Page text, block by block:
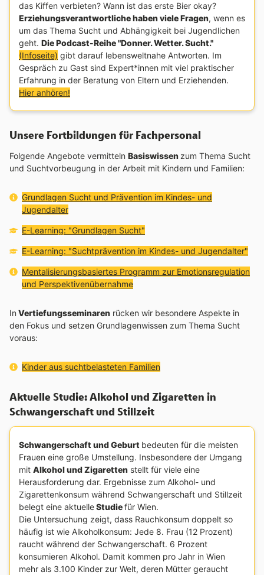
das Kiffen verbieten? Wann ist das erste Bier okay?
Erziehungsverantwortliche haben viele Fragen, wenn es
um das Thema Sucht und Abhängigkeit bei Jugendlichen
geht. Die Podcast-Reihe "Donner. Wetter. Sucht."
(Infoseite) gibt darauf lebensweltnahe Antworten. Im
Gespräch zu Gast sind Expert*innen mit viel praktischer
Erfahrung in der Beratung von Eltern und Erziehenden.
Hier anhören!
Unsere Fortbildungen für Fachpersonal
Folgende Angebote vermitteln Basiswissen zum Thema Sucht
und Suchtvorbeugung in der Arbeit mit Kindern und Familien:
Interner Link:
Grundlagen Sucht und Prävention im Kindes- und
Jugendalter
Bildungsplattform:
E-Learning: "Grundlagen Sucht"
Bildungsplattform:
E-Learning: "Suchtprävention im Kindes- und Jugendalter"
Interner Link:
Mentalisierungsbasiertes Programm zur Emotionsregulation
und Perspektivenübernahme
In Vertiefungsseminaren rücken wir besondere Aspekte in
den Fokus und setzen Grundlagenwissen zum Thema Sucht
voraus:
Interner Link:
Kinder aus suchtbelasteten Familien
Aktuelle Studie: Alkohol und Zigaretten in
Schwangerschaft und Stillzeit
Schwangerschaft und Geburt bedeuten für die meisten
Frauen eine große Umstellung. Insbesondere der Umgang
mit Alkohol und Zigaretten stellt für viele eine
Herausforderung dar. Ergebnisse zum Alkohol- und
Zigarettenkonsum während Schwangerschaft und Stillzeit
belegt eine aktuelleStudiefür Wien.
Die Untersuchung zeigt, dass Rauchkonsum doppelt so
häufig ist wie Alkoholkonsum: Jede 8. Frau (12 Prozent)
raucht während der Schwangerschaft. 6 Prozent
konsumieren Alkohol. Damit kommen pro Jahr in Wien
mehr als 3.100 Kinder zur Welt, deren Mütter geraucht